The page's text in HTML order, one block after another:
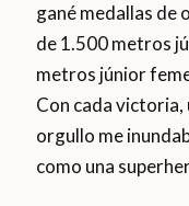
gané medallas de
de 1.500 metros
metros júnior
Con cada
orgullo me
como una